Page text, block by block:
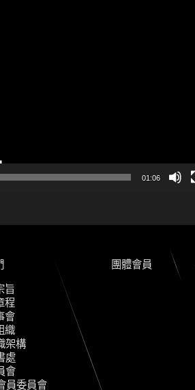
01:06
旨
程
會
織
架構
處
會
員委員會
團體會員